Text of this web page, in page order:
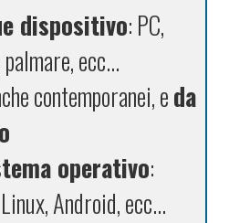
dispositivo: PC,
ecc...
contemporanei, eda
operativo:
Android, ecc...